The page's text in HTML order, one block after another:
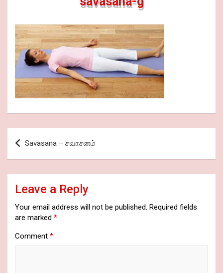
Post
navigation
Savasana – சவாசனம்
Leave a Reply
Your email address will not be published. Required fields
are marked *
Comment *